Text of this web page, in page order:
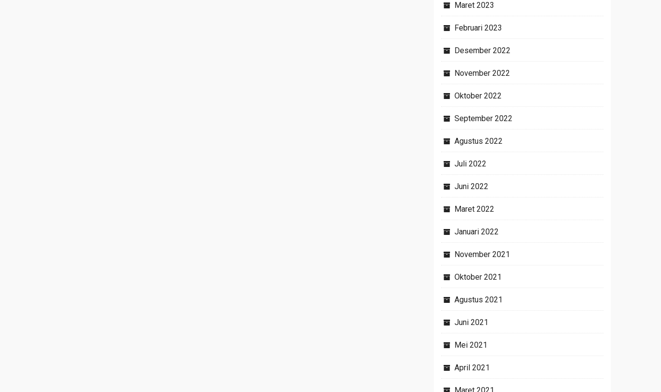
Maret 2023
Februari 2023
Desember 2022
November 2022
Oktober 2022
September 2022
Agustus 2022
Juli 2022
Juni 2022
Maret 2022
Januari 2022
November 2021
Oktober 2021
Agustus 2021
Juni 2021
Mei 2021
April 2021